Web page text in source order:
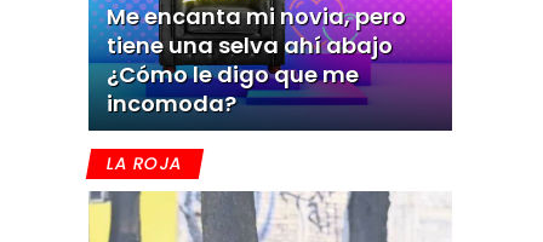
Me encanta mi novia, pero
tiene una selva ahí abajo
¿Cómo le digo que me
incomoda?
LA ROJA